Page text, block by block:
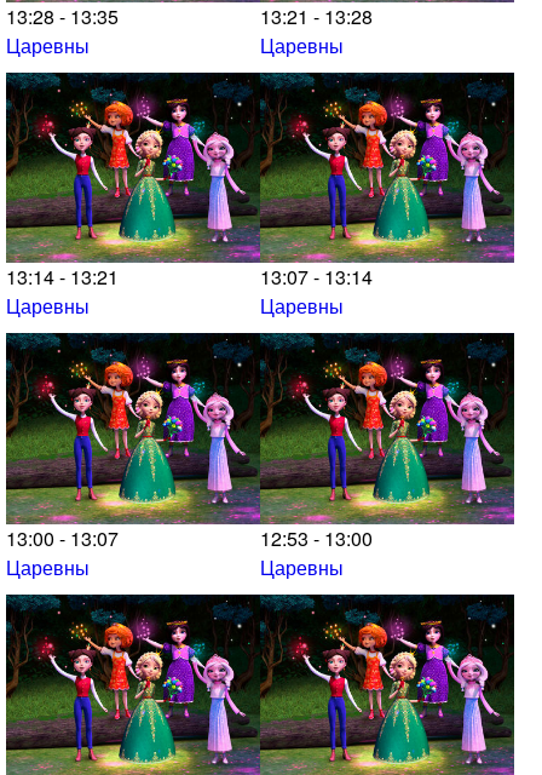
13:28 - 13:35
Царевны
13:21 - 13:28
Царевны
13:14 - 13:21
Царевны
13:07 - 13:14
Царевны
13:00 - 13:07
Царевны
12:53 - 13:00
Царевны